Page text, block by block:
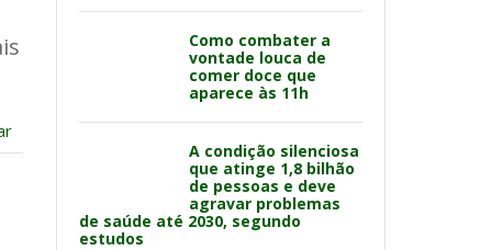
Como combater a
vontade louca de
comer doce que
aparece às 11h
A condição silenciosa
que atinge 1,8 bilhão
de pessoas e deve
agravar problemas
de saúde até 2030, segundo
estudos